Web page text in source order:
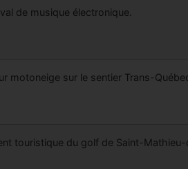
de musique électronique.
motoneige sur le sentier Trans-
touristique du golf de Saint-Mathieu-